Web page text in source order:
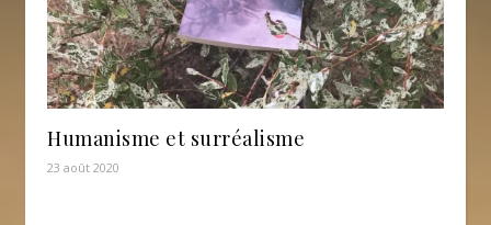
Humanisme et surréalisme
23 août 2020